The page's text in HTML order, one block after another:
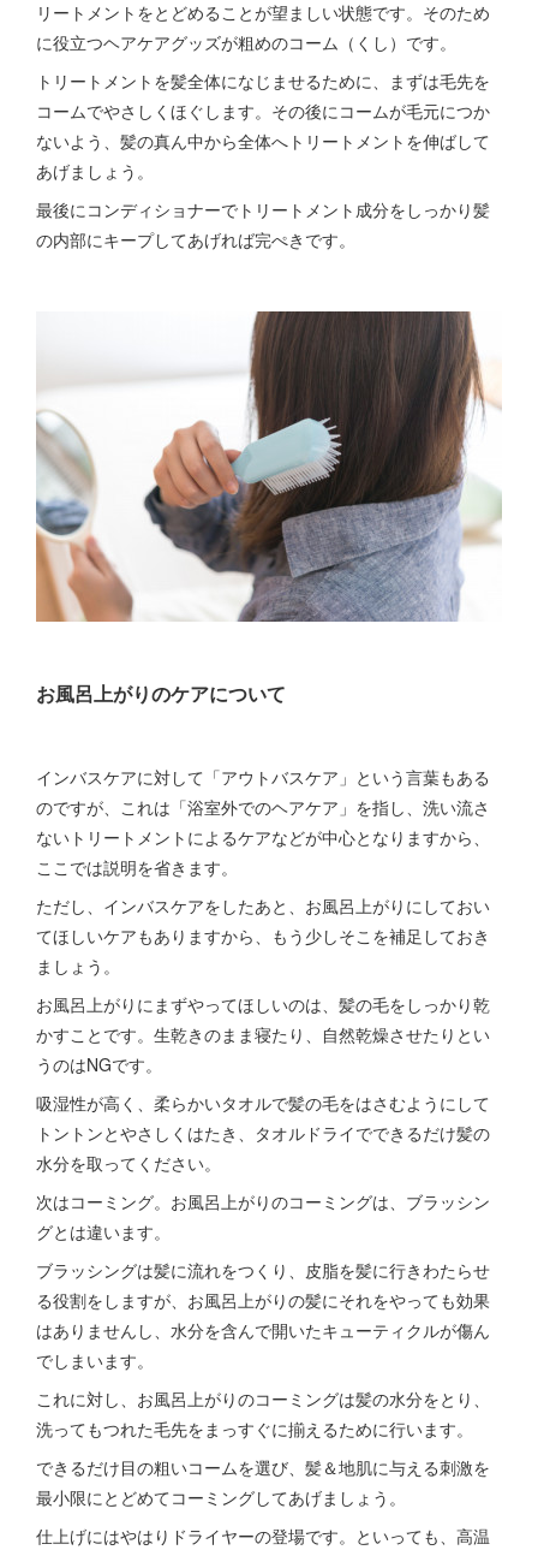
リートメントをとどめることが望ましい状態です。そのため
に役立つヘアケアグッズが粗めのコーム（くし）です。
トリートメントを髪全体になじませるために、まずは毛先を
コームでやさしくほぐします。その後にコームが毛元につか
ないよう、髪の真ん中から全体へトリートメントを伸ばして
あげましょう。
最後にコンディショナーでトリートメント成分をしっかり髪
の内部にキープしてあげれば完ぺきです。
お風呂上がりのケアについて
インバスケアに対して「アウトバスケア」という言葉もある
のですが、これは「浴室外でのヘアケア」を指し、洗い流さ
ないトリートメントによるケアなどが中心となりますから、
ここでは説明を省きます。
ただし、インバスケアをしたあと、お風呂上がりにしておい
てほしいケアもありますから、もう少しそこを補足しておき
ましょう。
お風呂上がりにまずやってほしいのは、髪の毛をしっかり乾
かすことです。生乾きのまま寝たり、自然乾燥させたりとい
うのはNGです。
吸湿性が高く、柔らかいタオルで髪の毛をはさむようにして
トントンとやさしくはたき、タオルドライでできるだけ髪の
水分を取ってください。
次はコーミング。お風呂上がりのコーミングは、ブラッシン
グとは違います。
ブラッシングは髪に流れをつくり、皮脂を髪に行きわたらせ
る役割をしますが、お風呂上がりの髪にそれをやっても効果
はありませんし、水分を含んで開いたキューティクルが傷ん
でしまいます。
これに対し、お風呂上がりのコーミングは髪の水分をとり、
洗ってもつれた毛先をまっすぐに揃えるために行います。
できるだけ目の粗いコームを選び、髪＆地肌に与える刺激を
最小限にとどめてコーミングしてあげましょう。
仕上げにはやはりドライヤーの登場です。といっても、高温